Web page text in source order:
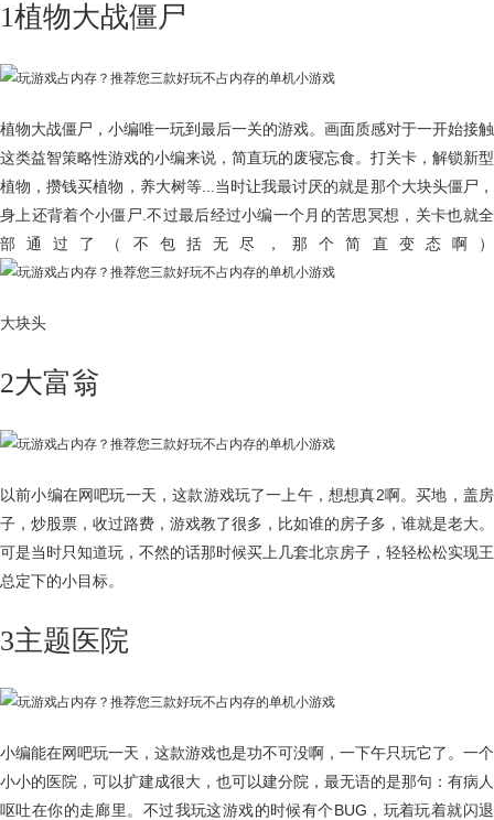
1植物大战僵尸
植物大战僵尸，小编唯一玩到最后一关的游戏。画面质感对于一开始接触
这类益智策略性游戏的小编来说，简直玩的废寝忘食。打关卡，解锁新型
植物，攒钱买植物，养大树等...当时让我最讨厌的就是那个大块头僵尸，
身上还背着个小僵尸.不过最后经过小编一个月的苦思冥想，关卡也就全
部通过了（不包括无尽，那个简直变态啊）
大块头
2大富翁
以前小编在网吧玩一天，这款游戏玩了一上午，想想真2啊。买地，盖房
子，炒股票，收过路费，游戏教了很多，比如谁的房子多，谁就是老大。
可是当时只知道玩，不然的话那时候买上几套北京房子，轻轻松松实现王
总定下的小目标。
3主题医院
小编能在网吧玩一天，这款游戏也是功不可没啊，一下午只玩它了。一个
小小的医院，可以扩建成很大，也可以建分院，最无语的是那句：有病人
呕吐在你的走廊里。不过我玩这游戏的时候有个BUG，玩着玩着就闪退